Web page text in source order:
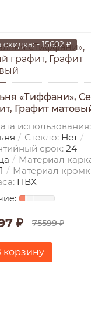
- 15602 ₽
«Тиффани»,
Графит
использования:
Стекло: Нет
срок: 24
Материал
Материал
ПВХ
₽ 75599 ₽
корзину